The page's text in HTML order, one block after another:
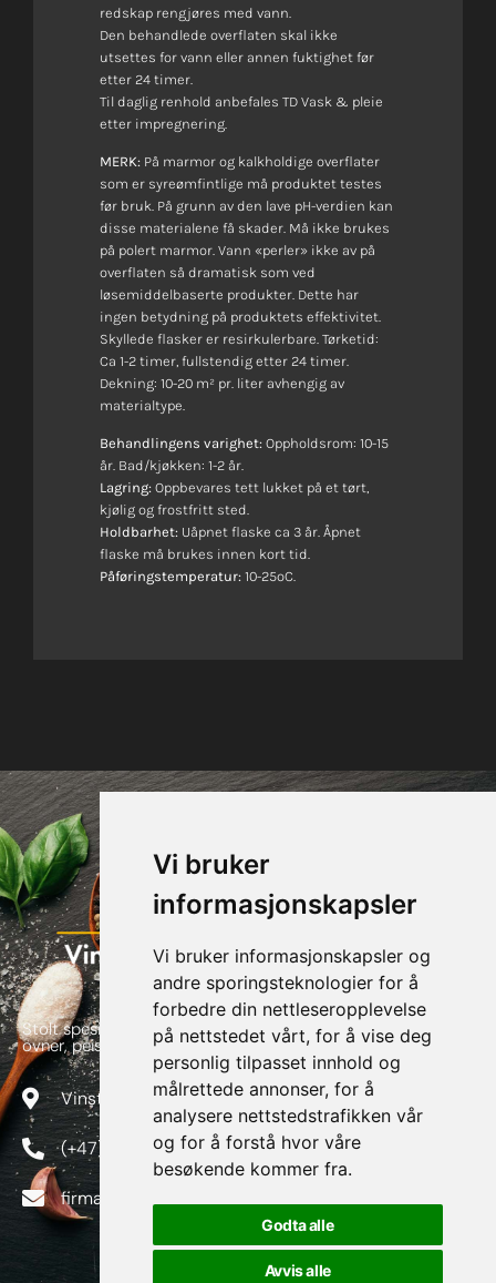
Vi bruker
informasjonskapsler
Vi bruker informasjonskapsler og
andre sporingsteknologier for å
forbedre din nettleseropplevelse
på nettstedet vårt, for å vise deg
personlig tilpasset innhold og
målrettede annonser, for å
analysere nettstedstrafikken vår
og for å forstå hvor våre
besøkende kommer fra.
Godta alle
Avvis alle
redskap rengjøres med vann.
Den behandlede overflaten skal ikke
utsettes for vann eller annen fuktighet før
etter 24 timer.
Til daglig renhold anbefales TD Vask & pleie
etter impregnering.
MERK: På marmor og kalkholdige overflater
som er syreømfintlige må produktet testes
før bruk. På grunn av den lave pH-verdien kan
disse materialene få skader. Må ikke brukes
på polert marmor. Vann «perler» ikke av på
overflaten så dramatisk som ved
løsemiddelbaserte produkter. Dette har
ingen betydning på produktets effektivitet.
Skyllede flasker er resirkulerbare. Tørketid:
Ca 1-2 timer, fullstendig etter 24 timer.
Dekning: 10-20 m² pr. liter avhengig av
materialtype.
Behandlingens varighet: Oppholdsrom: 10-15
år. Bad/kjøkken: 1-2 år.
Lagring: Oppbevares tett lukket på et tørt,
kjølig og frostfritt sted.
Holdbarhet: Uåpnet flaske ca 3 år. Åpnet
flaske må brukes innen kort tid.
Påføringstemperatur: 10-25ºC.
Stolt spesialforretning av alt innen flis, skifer, naturstein,
ovner, peiser og piper
Vinstragata 82, 2640 Vinstra
(+47) 415 94 200
firmapost@vinstraflis.no